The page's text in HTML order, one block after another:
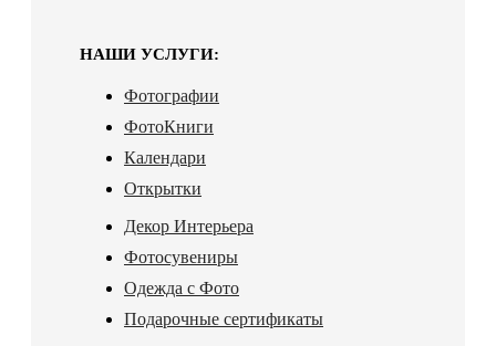
НАШИ УСЛУГИ:
Фотографии
ФотоКниги
Календари
Открытки
Декор Интерьера
Фотосувениры
Одежда с Фото
Подарочные сертификаты